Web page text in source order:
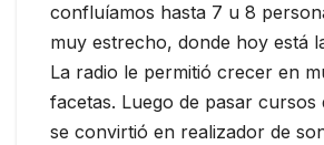
confluíamos hasta 7 u 8
muy estrecho, donde hoy está
La radio le permitió crecer en
facetas. Luego de pasar cursos
se convirtió en realizador de